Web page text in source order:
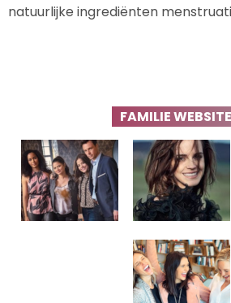
natuurlijke ingrediënten
FAMILIE